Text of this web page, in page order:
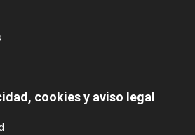
cookies y aviso legal